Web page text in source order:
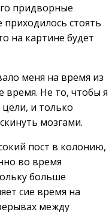
придворные
стоять
на картине будет
меня на время из
время. Не то, чтобы я
и только
мозгами.
пост в колонию,
во время
больше
сие время на
между